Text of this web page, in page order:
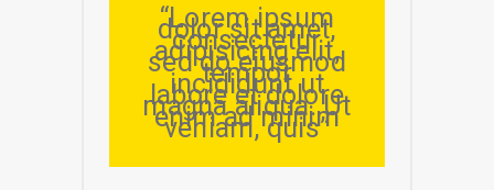
“Lorem ipsum
dolor sit amet,
consectetur
adipisicing elit,
sed do eiusmod
tempor
incididunt ut
labore et dolore
magna aliqua. Ut
enim ad minim
veniam, quis”